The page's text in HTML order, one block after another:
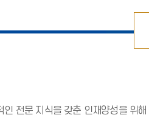
전문 지식을 갖춘 인재양성을 위